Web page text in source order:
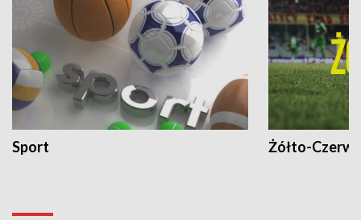
Sport Żółto-